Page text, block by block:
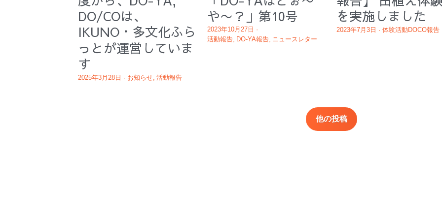
DO/COは、
IKUNO・多文化ふら
っとが運営していま
す
2025年3月28日 · お知らせ, 活動報告
や〜？」第10号
2023年10月27日 ·
活動報告, DO-YA報告, ニュースレター
を実施しました
2023年7月3日 ·体験活動DOCO報告
他の投稿